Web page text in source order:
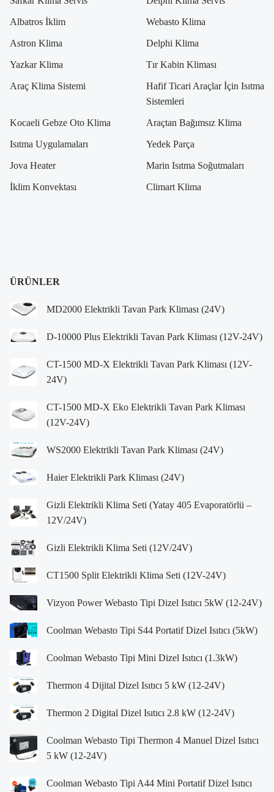
Albatros İklim Webasto Klima
Astron Klima Delphi Klima
Yazkar Klima Tır Kabin Kliması
Araç Klima Sistemi
Hafif Ticari Araçlar İçin Isıtma
Sistemleri
Kocaeli Gebze Oto Klima Araçtan Bağımsız Klima
Isıtma Uygulamaları Yedek Parça
Jova Heater Marin Isıtma Soğutmaları
İklim Konvektası Climart Klima
ÜRÜNLER
MD2000 Elektrikli Tavan Park Kliması (24V)
D-10000 Plus Elektrikli Tavan Park Kliması (12V-24V)
CT-1500 MD-X Elektrikli Tavan Park Kliması (12V-
24V)
CT-1500 MD-X Eko Elektrikli Tavan Park Kliması
(12V-24V)
WS2000 Elektrikli Tavan Park Kliması (24V)
Haier Elektrikli Park Kliması (24V)
Gizli Elektrikli Klima Seti (Yatay 405 Evaporatörlü –
12V/24V)
Gizli Elektrikli Klima Seti (12V/24V)
CT1500 Split Elektrikli Klima Seti (12V-24V)
Vizyon Power Webasto Tipi Dizel Isıtıcı 5kW (12-24V)
Coolman Webasto Tipi S44 Portatif Dizel Isıtıcı (5kW)
Coolman Webasto Tipi Mini Dizel Isıtıcı (1.3kW)
Thermon 4 Dijital Dizel Isıtıcı 5 kW (12-24V)
Thermon 2 Digital Dizel Isıtıcı 2.8 kW (12-24V)
Coolman Webasto Tipi Thermon 4 Manuel Dizel Isıtıcı
5 kW (12-24V)
Coolman Webasto Tipi A44 Mini Portatif Dizel Isıtıcı